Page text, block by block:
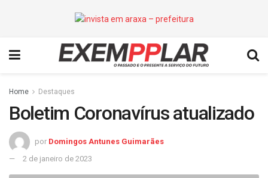
Home Destaques
Boletim Coronavírus atualizado
por Domingos Antunes Guimarães
2 de janeiro de 2023